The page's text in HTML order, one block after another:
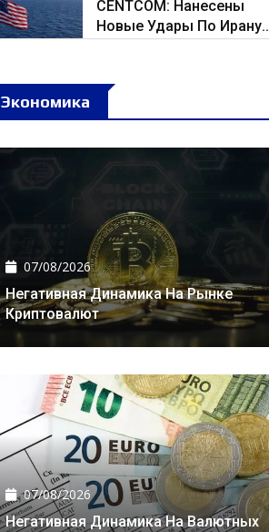
CENTCOM: Нанесены
Новые Удары По Ирану..
Экономика
07/08/2026
Негативная Динамика На Рынке
Криптовалют
07/08/2026
Негативная Динамика На Валютных